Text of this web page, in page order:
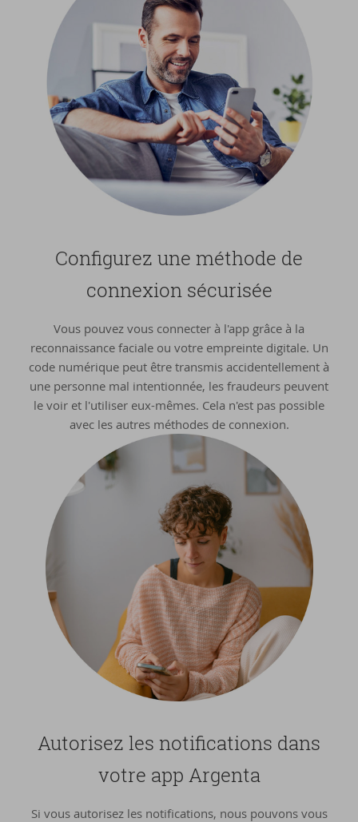
Confi­gu­rez une mé­thode de
connexion sé­cu­ri­sée
Vous pouvez vous connecter à l'app grâce à la
reconnaissance faciale ou votre empreinte digitale. Un
code numérique peut être transmis accidentellement à
une personne mal intentionnée, les fraudeurs peuvent
le voir et l'utiliser eux-mêmes. Cela n'est pas possible
avec les autres méthodes de connexion.
Au­to­ri­sez les no­ti­fi­ca­tions dans
votre app Argenta
Si vous autorisez les notifications, nous pouvons vous